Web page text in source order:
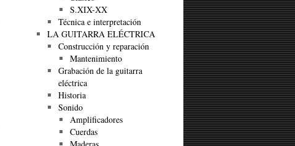
S.XIX-XX
Técnica e interpretación
LA GUITARRA ELÉCTRICA
Construcción y reparación
Mantenimiento
Grabación de la guitarra
eléctrica
Historia
Sonido
Amplificadores
Cuerdas